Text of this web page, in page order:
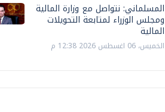
المسلماني: نتواصل مع وزارة المالية
ومجلس الوزراء لمتابعة التحويلات
المالية
الخميس، 06 اغسطس 2026 12:38 م